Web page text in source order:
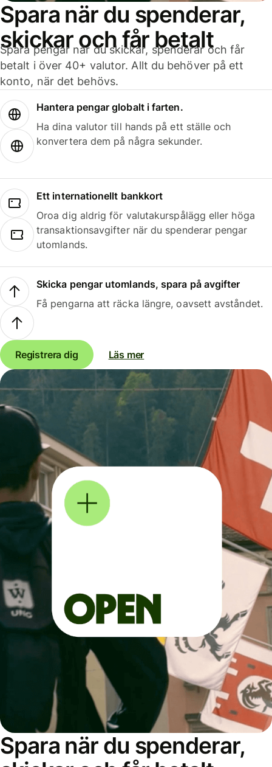
Spara när du spenderar,
skickar och får betalt
Spara pengar när du skickar, spenderar och får
betalt i över 40+ valutor. Allt du behöver på ett
konto, när det behövs.
Hantera pengar globalt i farten.
Ha dina valutor till hands på ett ställe och
konvertera dem på några sekunder.
Ett internationellt bankkort
Oroa dig aldrig för valutakurspålägg eller höga
transaktionsavgifter när du spenderar pengar
utomlands.
Skicka pengar utomlands, spara på avgifter
Få pengarna att räcka längre, oavsett avståndet.
Registrera dig Läs mer
Spara när du spenderar,